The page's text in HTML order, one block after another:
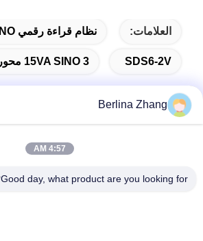
العلامات: نظام قراءة رقمي LED SINO
SDS6-2V 15VA SINO 3 محور DRO
عنوان
Berlina Zhang
4:57 AM
Good day, what product are you looking for?